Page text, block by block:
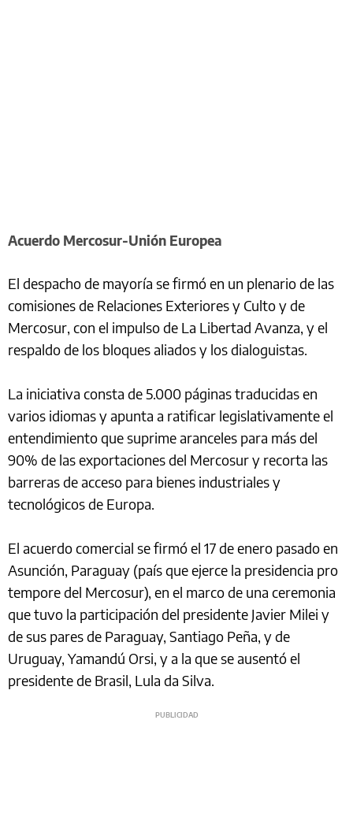
Acuerdo Mercosur-Unión Europea
El despacho de mayoría se firmó en un plenario de las
comisiones de Relaciones Exteriores y Culto y de
Mercosur, con el impulso de La Libertad Avanza, y el
respaldo de los bloques aliados y los dialoguistas.
La iniciativa consta de 5.000 páginas traducidas en
varios idiomas y apunta a ratificar legislativamente el
entendimiento que suprime aranceles para más del
90% de las exportaciones del Mercosur y recorta las
barreras de acceso para bienes industriales y
tecnológicos de Europa.
El acuerdo comercial se firmó el 17 de enero pasado en
Asunción, Paraguay (país que ejerce la presidencia pro
tempore del Mercosur), en el marco de una ceremonia
que tuvo la participación del presidente Javier Milei y
de sus pares de Paraguay, Santiago Peña, y de
Uruguay, Yamandú Orsi, y a la que se ausentó el
presidente de Brasil, Lula da Silva.